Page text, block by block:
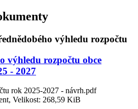
výhledu rozpočtu
výhledu rozpočtu obce
- 2027
rok 2025-2027 - návrh.pdf
Velikost: 268,59 KiB